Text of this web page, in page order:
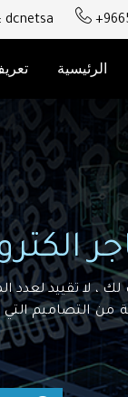
dcnetsa
الرئيسية
لا تقييد لعدد
التصاميم التي